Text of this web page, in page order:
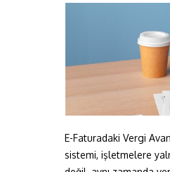
E-Faturadaki Vergi
sistemi, işletmelere